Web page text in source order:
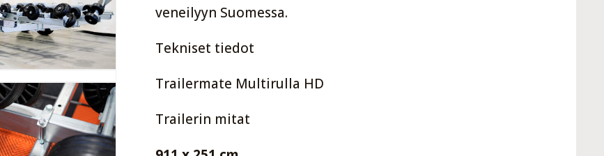
veneilyyn Suomessa.
Tekniset tiedot
Trailermate Multirulla HD
Trailerin mitat